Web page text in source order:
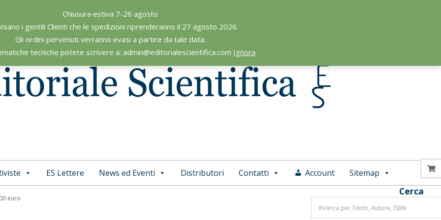
Chiusura estiva 7-26 agosto
i gentili Clienti che le spedizioni riprenderanno il 27 agosto 2026.
Gli ordini pervenuti verranno evasi a partire da tale data.
tecniche potete scrivere a: admin@editorialescientifica.com Ignora
Primary
ES Lettere News ed Eventi Distributori Contatti Account Sitemap
euro
Cerca